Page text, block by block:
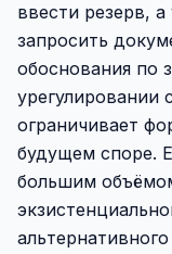
ввести резерв,
запросить
обоснования по
урегулировании
ограничивает
будущем споре.
большим